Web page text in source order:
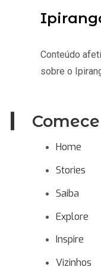
Conteúdo
sobre o
Home
Stories
Saiba
Explore
Inspire
Vizinhos